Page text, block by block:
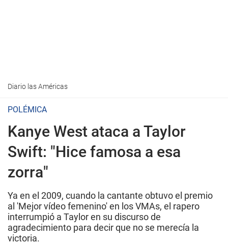
Diario las Américas
POLÉMICA
Kanye West ataca a Taylor
Swift: "Hice famosa a esa
zorra"
Ya en el 2009, cuando la cantante obtuvo el premio
al 'Mejor vídeo femenino' en los VMAs, el rapero
interrumpió a Taylor en su discurso de
agradecimiento para decir que no se merecía la
victoria.